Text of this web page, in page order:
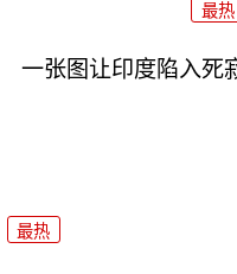
最热
一张图让印度陷入死
最热